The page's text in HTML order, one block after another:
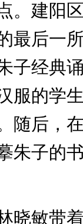
。建阳
最后一
子经典
服的学
随后，
朱子的
敏带着